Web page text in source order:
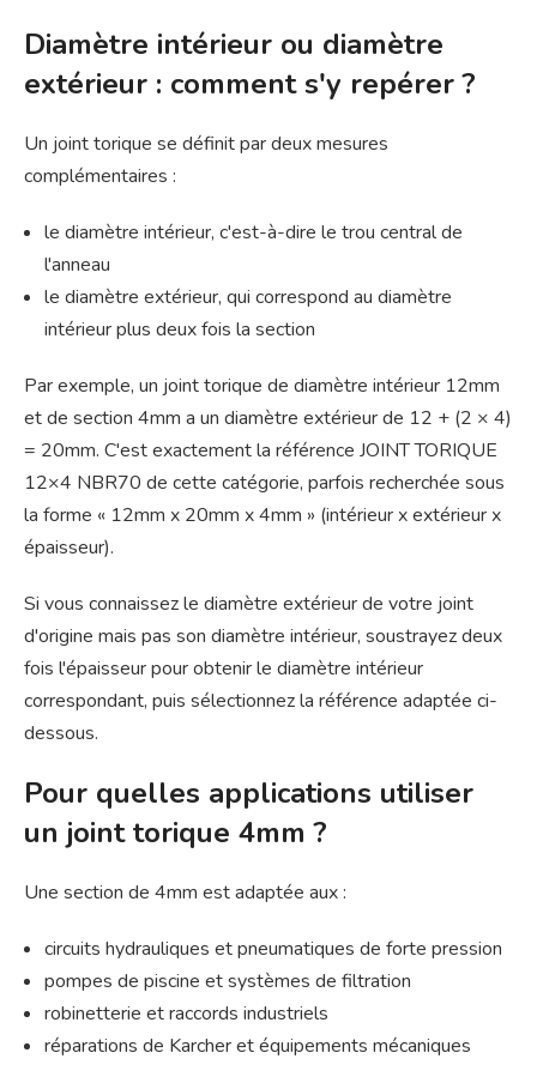
Diamètre intérieur ou diamètre
extérieur : comment s'y repérer ?
Un joint torique se définit par deux mesures
complémentaires :
le diamètre intérieur, c'est-à-dire le trou central de
l'anneau
le diamètre extérieur, qui correspond au diamètre
intérieur plus deux fois la section
Par exemple, un joint torique de diamètre intérieur 12mm
et de section 4mm a un diamètre extérieur de 12 + (2 × 4)
= 20mm. C'est exactement la référence JOINT TORIQUE
12×4 NBR70 de cette catégorie, parfois recherchée sous
la forme « 12mm x 20mm x 4mm » (intérieur x extérieur x
épaisseur).
Si vous connaissez le diamètre extérieur de votre joint
d'origine mais pas son diamètre intérieur, soustrayez deux
fois l'épaisseur pour obtenir le diamètre intérieur
correspondant, puis sélectionnez la référence adaptée ci-
dessous.
Pour quelles applications utiliser
un joint torique 4mm ?
Une section de 4mm est adaptée aux :
circuits hydrauliques et pneumatiques de forte pression
pompes de piscine et systèmes de filtration
robinetterie et raccords industriels
réparations de Karcher et équipements mécaniques